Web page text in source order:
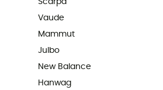
Scarpa
Vaude
Mammut
Julbo
New Balance
Hanwag